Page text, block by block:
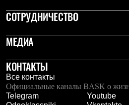
СОТРУДНИЧЕСТВО
МЕДИА
КОНТАКТЫ
Все контакты
Официальные каналы BASK о
Telegram
Youtube